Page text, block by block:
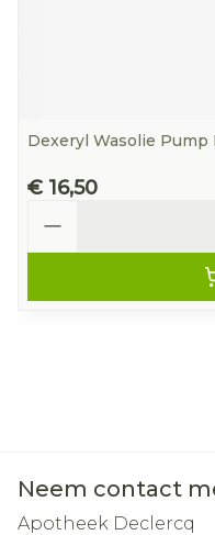
Dexeryl Wasolie Pump
€ 16,50
Neem contact
Apotheek Declercq